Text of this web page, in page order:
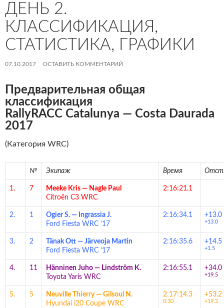
ДЕНЬ 2.
КЛАССИФИКАЦИЯ,
СТАТИСТИКА, ГРАФИКИ
07.10.2017 ОСТАВИТЬ КОММЕНТАРИЙ
Предварительная общая
классификация
RallyRACC Catalunya — Costa Daurada
2017
(Категория WRC)
№ Экипаж Время
1. 7 Meeke Kris — Nagle Paul
Citroën C3 WRC
2:16:21.1
2. 1 Ogier S. — Ingrassia J.
Ford Fiesta WRC ’17
2:16:34.1 +13.0
+13.0
3. 2 Tänak Ott — Järveoja Martin
Ford Fiesta WRC ’17
2:16:35.6 +14.5
+1.5
4. 11 Hänninen Juho — Lindström K.
Toyota Yaris WRC
2:16:55.1 +34.0
+19.5
5. 5 Neuville Thierry— Gilsoul N.
Hyundai i20 Coupe WRC
2:17:14.3
0:30
+53.2
+19.2